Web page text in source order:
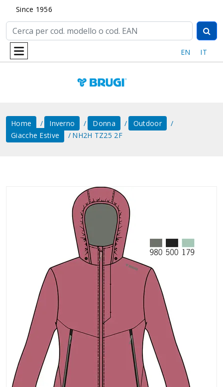
Since 1956
EN IT
Home Inverno Donna
Outdoor
Giacche Estive
NH2H TZ25 2F